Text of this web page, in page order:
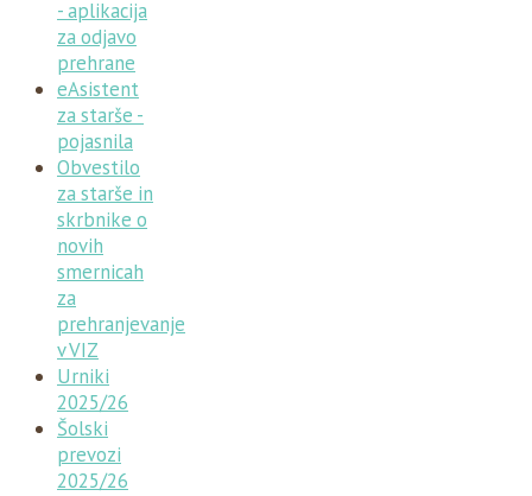
- aplikacija
za odjavo
prehrane
eAsistent
za starše -
pojasnila
Obvestilo
za starše in
skrbnike o
novih
smernicah
za
prehranjevanje
v VIZ
Urniki
2025/26
Šolski
prevozi
2025/26